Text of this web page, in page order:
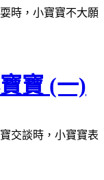
時，小寶寶不大願
寶 (一)
交談時，小寶寶表